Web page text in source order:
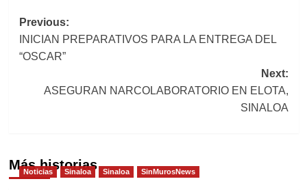
Post
navigation
Previous:
INICIAN PREPARATIVOS PARA LA ENTREGA DEL
“OSCAR”
Next:
ASEGURAN NARCOLABORATORIO EN ELOTA,
SINALOA
Más historias
Noticias Sinaloa Sinaloa SinMurosNews